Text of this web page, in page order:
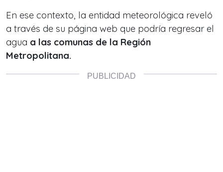
En ese contexto, la entidad meteorológica reveló
a través de su página web que podría regresar el
agua a las comunas de la Región
Metropolitana.